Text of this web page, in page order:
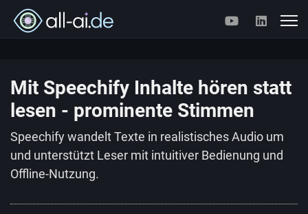
Mit Speechify Inhalte hören statt
lesen - prominente Stimmen
Speechify wandelt Texte in realistisches Audio um
und unterstützt Leser mit intuitiver Bedienung und
Offline-Nutzung.